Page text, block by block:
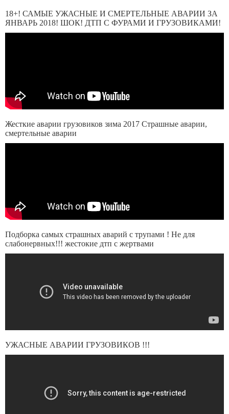
18+! САМЫЕ УЖАСНЫЕ И СМЕРТЕЛЬНЫЕ АВАРИИ ЗА
ЯНВАРЬ 2018! ШОК! ДТП С ФУРАМИ И ГРУЗОВИКАМИ!
Жесткие аварии грузовиков зима 2017 Страшные аварии,
смертельные аварии
Подборка самых страшных аварий с трупами ! Не для
слабонервных!!! жестокие дтп с жертвами
УЖАСНЫЕ АВАРИИ ГРУЗОВИКОВ !!!